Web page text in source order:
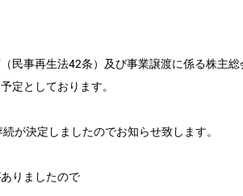
民事再生法42条）及び事業譲渡に係る株主
定としております。
決定しましたのでお知らせ致します。
りましたので